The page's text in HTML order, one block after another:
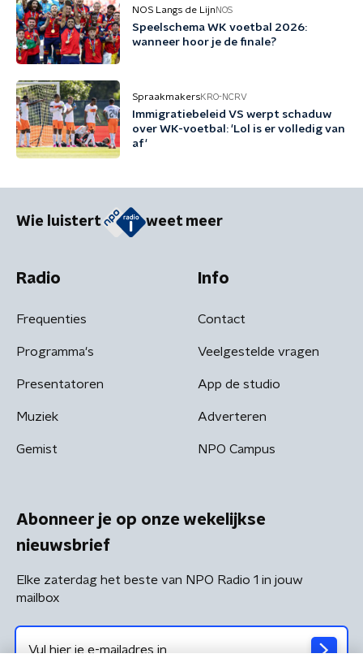
NOS Langs de Lijn NOS
Speelschema WK voetbal 2026:
wanneer hoor je de finale?
SpraakmakersKRO-NCRV
Immigratiebeleid VS werpt schaduw
over WK-voetbal: 'Lol is er volledig van
af'
Wie luistert weet meer
Radio
Frequenties
Programma's
Presentatoren
Muziek
Gemist
Info
Contact
Veelgestelde vragen
App de studio
Adverteren
NPO Campus
Abonneer je op onze wekelijkse
nieuwsbrief
Elke zaterdag het beste van NPO Radio 1 in jouw
mailbox